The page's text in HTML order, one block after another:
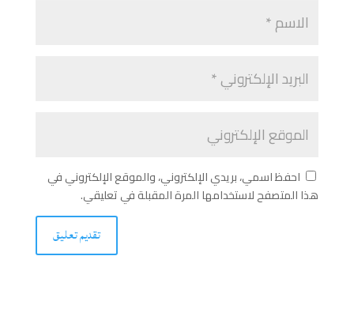
احفظ اسمي، بريدي الإلكتروني، والموقع الإلكتروني في
هذا المتصفح لاستخدامها المرة المقبلة في تعليقي.